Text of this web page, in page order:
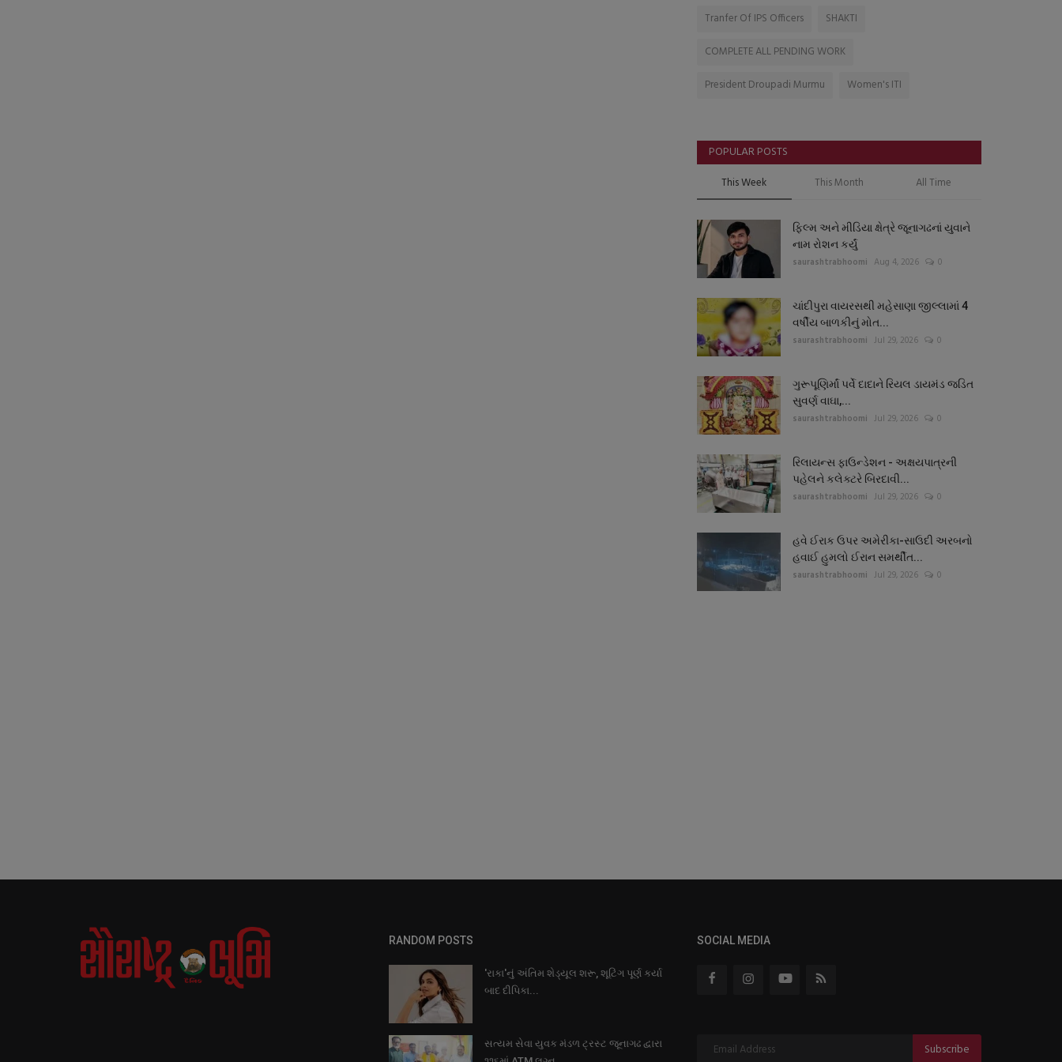
Tranfer Of IPS Officers
SHAKTI
COMPLETE ALL PENDING WORK
President Droupadi Murmu
Women's ITI
POPULAR POSTS
This Week This Month All Time
ફિલ્મ અને મીડિયા ક્ષેત્રે જૂનાગઢનાં યુવાને
નામ રોશન કર્યું
saurashtrabhoomi Aug 4, 2026 0
ચાંદીપુરા વાયરસથી મહેસાણા જીલ્લામાં 4
વર્ષીય બાળકીનું મોત...
saurashtrabhoomi Jul 29, 2026 0
ગુરૂપૂણિર્માં પર્વે દાદાને રિયલ ડાયમંડ જડિત
સુવર્ણ વાઘા,...
saurashtrabhoomi Jul 29, 2026 0
રિલાયન્સ ફાઉન્ડેશન - અક્ષયપાત્રની
પહેલને કલેક્ટરે બિરદાવી...
saurashtrabhoomi Jul 29, 2026 0
હવે ઈરાક ઉપર અમેરીકા-સાઉદી અરબનો
હવાઈ હુમલો ઈરાન સમર્થીત...
saurashtrabhoomi Jul 29, 2026 0
RANDOM POSTS
'રાકા'નું અંતિમ શેડ્યૂલ શરૂ, શૂટિંગ પૂર્ણ કર્યા
બાદ દીપિકા...
સત્યમ સેવા યુવક મંડળ ટ્રસ્ટ જૂનાગઢ દ્વારા
SOCIAL MEDIA
Subscribe